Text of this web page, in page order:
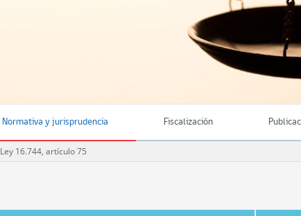
Normativa y jurisprudencia Fiscalización
Ley 16.744, artículo 75